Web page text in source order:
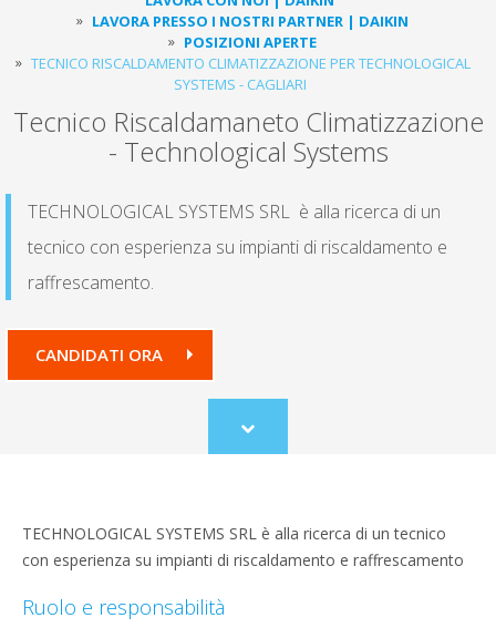
LAVORA PRESSO I NOSTRI PARTNER | DAIKIN
POSIZIONI APERTE
TECNICO RISCALDAMENTO CLIMATIZZAZIONE PER TECHNOLOGICAL
SYSTEMS - CAGLIARI
Tecnico Riscaldamaneto Climatizzazione
- Technological Systems
TECHNOLOGICAL SYSTEMS SRL è alla ricerca di un
tecnico con esperienza su impianti di riscaldamento e
raffrescamento.
CANDIDATI ORA
Scroll
to
TECHNOLOGICAL SYSTEMS SRL è alla ricerca di un tecnico
con esperienza su impianti di riscaldamento e raffrescamento
Ruolo e responsabilità